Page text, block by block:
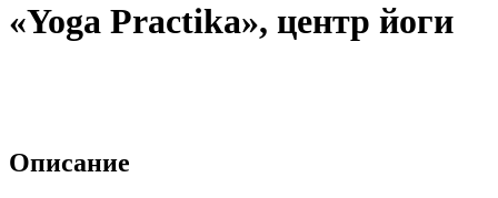
«Yoga Practika», центр йоги
Описание